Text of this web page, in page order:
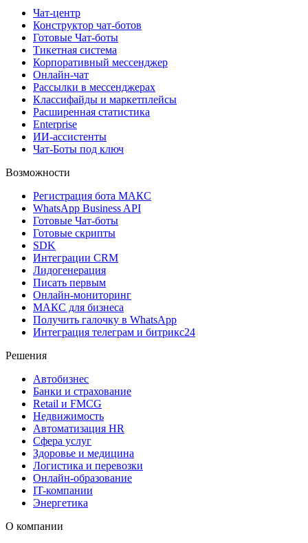
Чат-центр
Конструктор чат-ботов
Готовые Чат-боты
Тикетная система
Корпоративный мессенджер
Онлайн-чат
Рассылки в мессенджерах
Классифайды и маркетплейсы
Расширенная статистика
Enterprise
ИИ-ассистенты
Чат-Боты под ключ
Возможности
Регистрация бота MAКС
WhatsApp Business API
Готовые Чат-боты
Готовые скрипты
SDK
Интеграции CRM
Лидогенерация
Писать первым
Онлайн-мониторинг
MAКС для бизнеса
Получить галочку в WhatsApp
Интеграция телеграм и битрикс24
Решения
Автобизнес
Банки и страхование
Retail и FMCG
Недвижимость
Автоматизация HR
Сфера услуг
Здоровье и медицина
Логистика и перевозки
Онлайн-образование
IT-компании
Энергетика
О компании